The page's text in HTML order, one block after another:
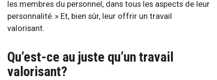
les membres du personnel, dans tous les aspects de leur
personnalité. » Et, bien sûr, leur offrir un travail
valorisant.
Qu’est-ce au juste qu’un travail
valorisant?